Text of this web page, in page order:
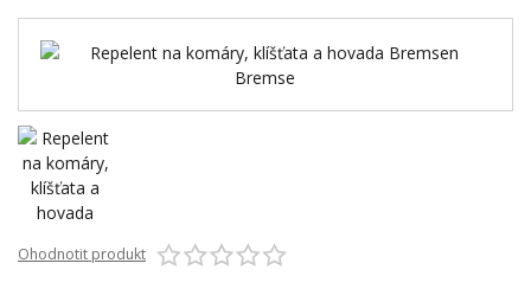
Ohodnotit produkt